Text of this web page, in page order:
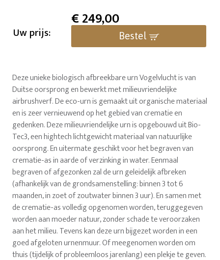
Uw prijs:
€249,00
Bestel
Deze unieke biologisch afbreekbare urn Vogelvlucht is van
Duitse oorsprong en bewerkt met milieuvriendelijke
airbrushverf. De eco-urn is gemaakt uit organische materiaal
en is zeer vernieuwend op het gebied van crematie en
gedenken. Deze milieuvriendelijke urn is opgebouwd uit Bio-
Tec3, een hightech lichtgewicht materiaal van natuurlijke
oorsprong. En uitermate geschikt voor het begraven van
crematie-as in aarde of verzinking in water. Eenmaal
begraven of afgezonken zal de urn geleidelijk afbreken
(afhankelijk van de grondsamenstelling: binnen 3 tot 6
maanden, in zoet of zoutwater binnen 3 uur). En samen met
de crematie-as volledig opgenomen worden, teruggegeven
worden aan moeder natuur, zonder schade te veroorzaken
aan het milieu. Tevens kan deze urn bijgezet worden in een
goed afgeloten urnenmuur. Of meegenomen worden om
thuis (tijdelijk of probleemloos jarenlang) een plekje te geven.